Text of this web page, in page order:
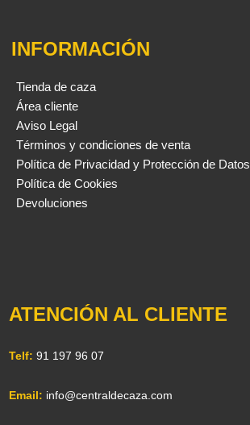
INFORMACIÓN
Tienda de caza
Área cliente
Aviso Legal
Términos y condiciones de venta
Política de Privacidad y Protección de Datos
Política de Cookies
Devoluciones
ATENCIÓN AL CLIENTE
Telf: 91 197 96 07
Email: info@centraldecaza.com